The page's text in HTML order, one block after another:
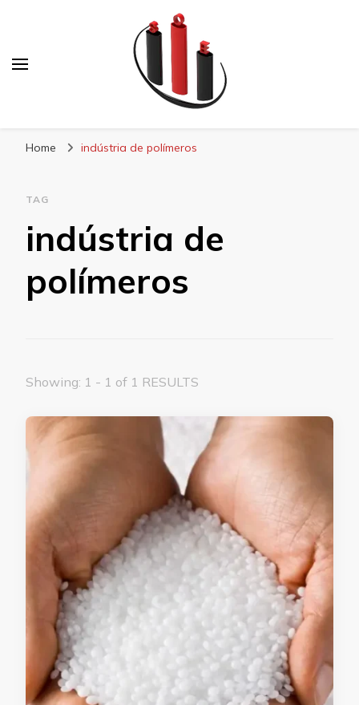
Home indústria de polímeros
TAG
indústria de
polímeros
Showing: 1 - 1 of 1 RESULTS